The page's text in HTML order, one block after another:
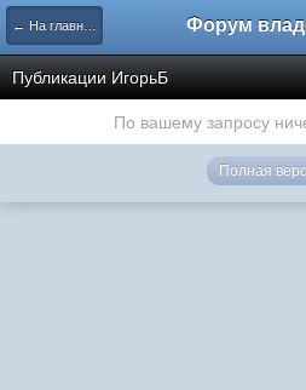
← На главную
Публикации ИгорьБ
По вашему запросу
Полная